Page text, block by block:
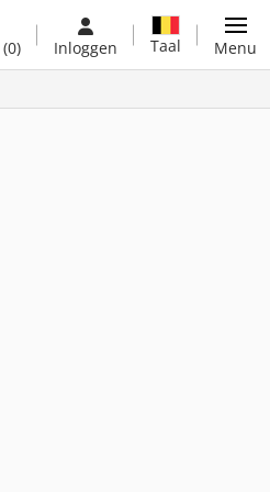
(0) Inloggen Taal Menu